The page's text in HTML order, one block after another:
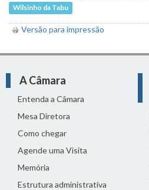
Wilsinho da Tabu
Versão para impressão
A Câmara
Entenda a Câmara
Mesa Diretora
Como chegar
Agende uma Visita
Memória
Estrutura administrativa